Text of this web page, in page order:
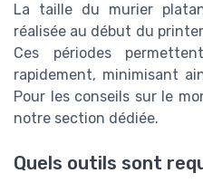
La taille du murier
réalisée au début du
Ces périodes
rapidement, minimisant
Pour les conseils sur le
notre section dédiée.
Quels outils sont